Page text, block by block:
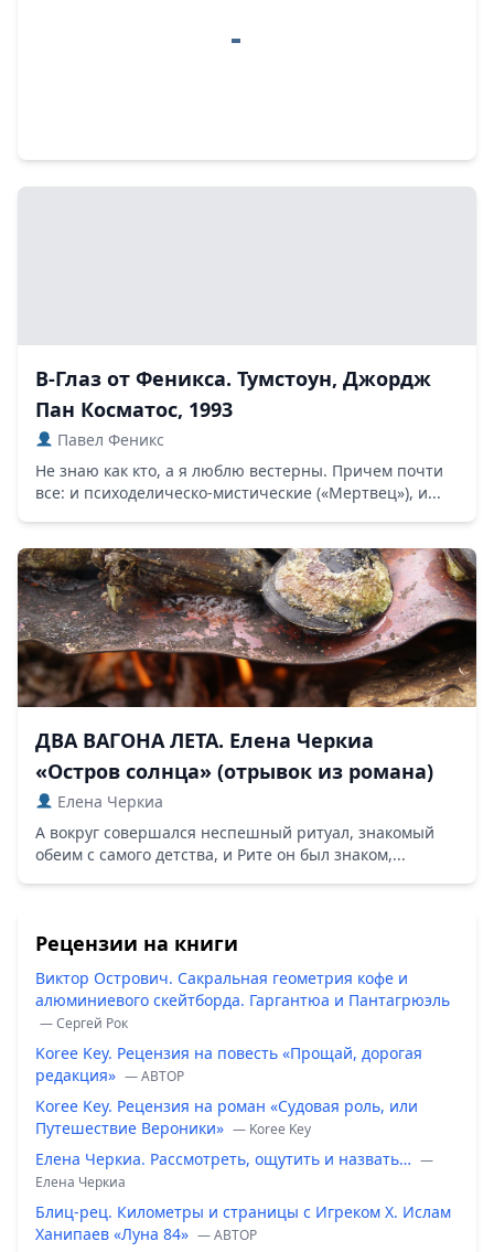
В-Глаз от Феникса. Тумстоун, Джордж
Пан Косматос, 1993
Павел Феникс
Не знаю как кто, а я люблю вестерны. Причем почти
все: и психоделическо-мистические («Мертвец»), и...
ДВА ВАГОНА ЛЕТА. Елена Черкиа
«Остров солнца» (отрывок из романа)
Елена Черкиа
А вокруг совершался неспешный ритуал, знакомый
обеим с самого детства, и Рите он был знаком,...
Рецензии на книги
Виктор Острович. Сакральная геометрия кофе и
алюминиевого скейтборда. Гаргантюа и Пантагрюэль
— Сергей Рок
Koree Key. Рецензия на повесть «Прощай, дорогая
редакция» — ABTOP
Koree Key. Рецензия на роман «Судовая роль, или
Путешествие Вероники» — Koree Key
Елена Черкиа. Рассмотреть, ощутить и назвать… —
Елена Черкиа
Блиц-рец. Километры и страницы с Игреком Х. Ислам
Ханипаев «Луна 84» — ABTOP